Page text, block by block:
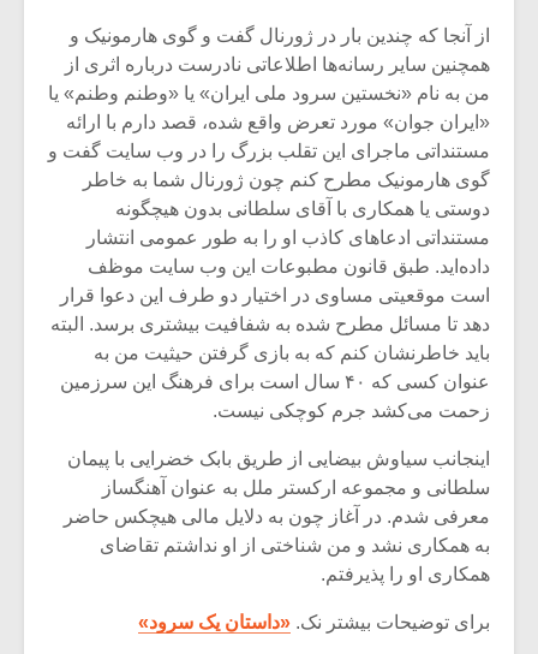
از آنجا که چندین بار در ژورنال گفت و گوی هارمونیک و
همچنین سایر رسانه‌ها اطلاعاتی نادرست درباره اثری از
من به نام «نخستین سرود ملی ایران» یا «وطنم وطنم» یا
«ایران جوان» مورد تعرض واقع شده، قصد دارم با ارائه
مستنداتی ماجرای این تقلب بزرگ را در وب سایت گفت و
گوی هارمونیک مطرح کنم چون ژورنال شما به خاطر
دوستی یا همکاری با آقای سلطانی بدون هیچگونه
مستنداتی ادعاهای کاذب او را به طور عمومی انتشار
داده‌اید. طبق قانون مطبوعات این وب سایت موظف
است موقعیتی مساوی در اختیار دو طرف این دعوا قرار
دهد تا مسائل مطرح شده به شفافیت بیشتری برسد. البته
باید خاطرنشان کنم که به بازی گرفتن حیثیت من به
عنوان کسی که ۴۰ سال است برای فرهنگ این سرزمین
زحمت می‌کشد جرم کوچکی نیست.
اینجانب سیاوش بیضایی از طریق بابک خضرایی با پیمان
سلطانی و مجموعه ارکستر ملل به عنوان آهنگساز
معرفی شدم. در آغاز چون به دلایل مالی هیچکس حاضر
به همکاری نشد و من شناختی از او نداشتم تقاضای
همکاری او را پذیرفتم.
برای توضیحات بیشتر نک. «داستان یک سرود»
میکلوش روژا
یادداشتی بر موسیقی
متن فیلم «متری
شیش و نیم»
اگر نمی توانی
مشهورترین باشی،
بدنام ترین باش
موریس ژار
سکانسی
موسیقی